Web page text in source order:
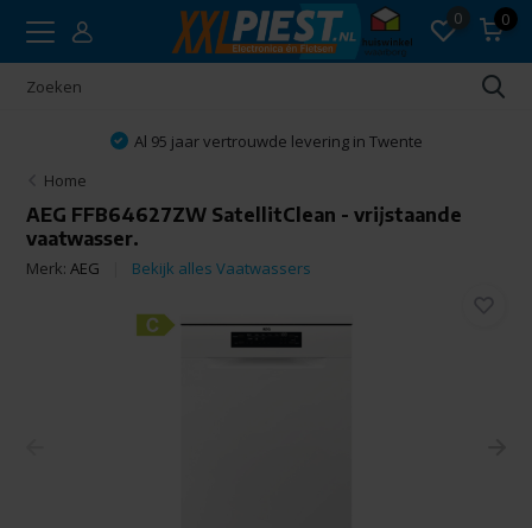
0 0
levering in Twente
Home
AEG FFB64627ZW SatellitClean - vrijstaande
vaatwasser.
Merk:AEG Bekijk alles Vaatwassers